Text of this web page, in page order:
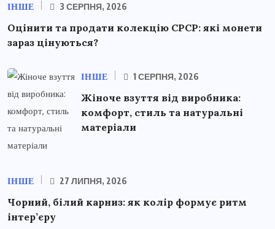
ІНШЕ 3 СЕРПНЯ, 2026
Оцінити та продати колекцію СРСР: які монети
зараз цінуються?
ІНШЕ 1 СЕРПНЯ, 2026
Жіноче взуття від виробника:
комфорт, стиль та натуральні
матеріали
ІНШЕ 27 ЛИПНЯ, 2026
Чорний, білий карниз: як колір формує ритм
інтер’єру